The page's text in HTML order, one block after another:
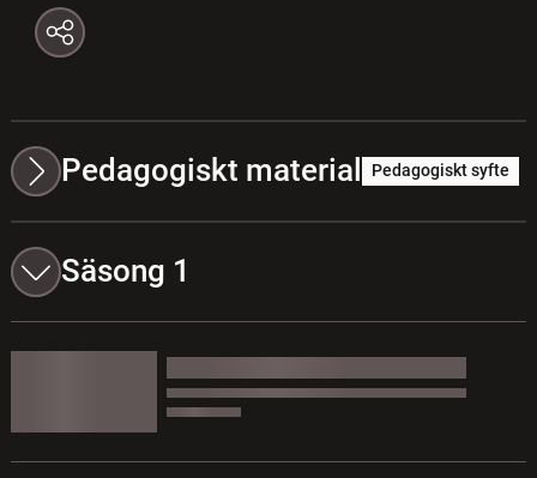
Pedagogiskt material Pedagogiskt syfte
Säsong 1